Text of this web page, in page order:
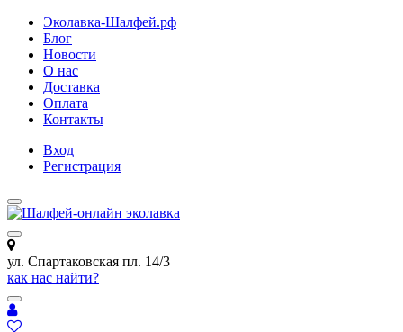
Эколавка-Шалфей.рф
Блог
Новости
О нас
Доставка
Оплата
Контакты
Вход
Регистрация
ул. Спартаковская пл. 14/3
как нас найти?